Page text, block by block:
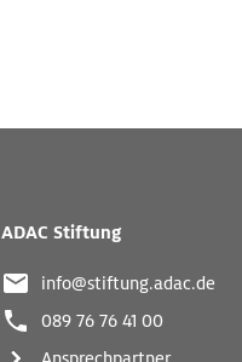
ADAC Stiftung
info@stiftung.adac.de
089 76 76 41 00